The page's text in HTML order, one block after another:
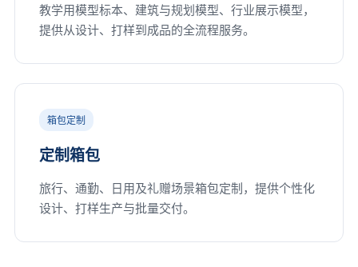
教学用模型标本、建筑与规划模型、行业展示模型，
提供从设计、打样到成品的全流程服务。
箱包定制
定制箱包
旅行、通勤、日用及礼赠场景箱包定制，提供个性化
设计、打样生产与批量交付。